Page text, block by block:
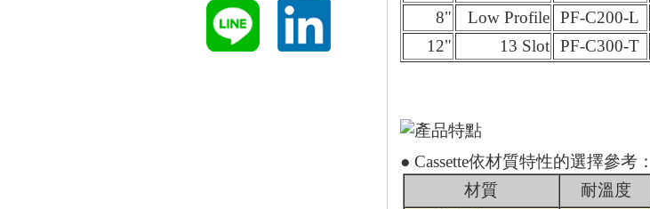
8" Low Profile PF-C200-L
12"
13 Slot PF-C300-T
● Cassette依材質特性的選擇參考：
材質
耐溫度